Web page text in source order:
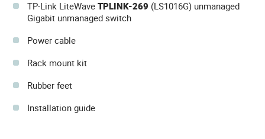
TP-Link LiteWave TPLINK-269 (LS1016G) unmanaged
Gigabit unmanaged switch
Power cable
Rack mount kit
Rubber feet
Installation guide